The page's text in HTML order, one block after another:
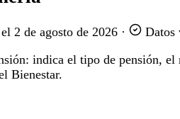
2 de agosto de 2026 · Datos
indica el tipo de pensión,
Bienestar.